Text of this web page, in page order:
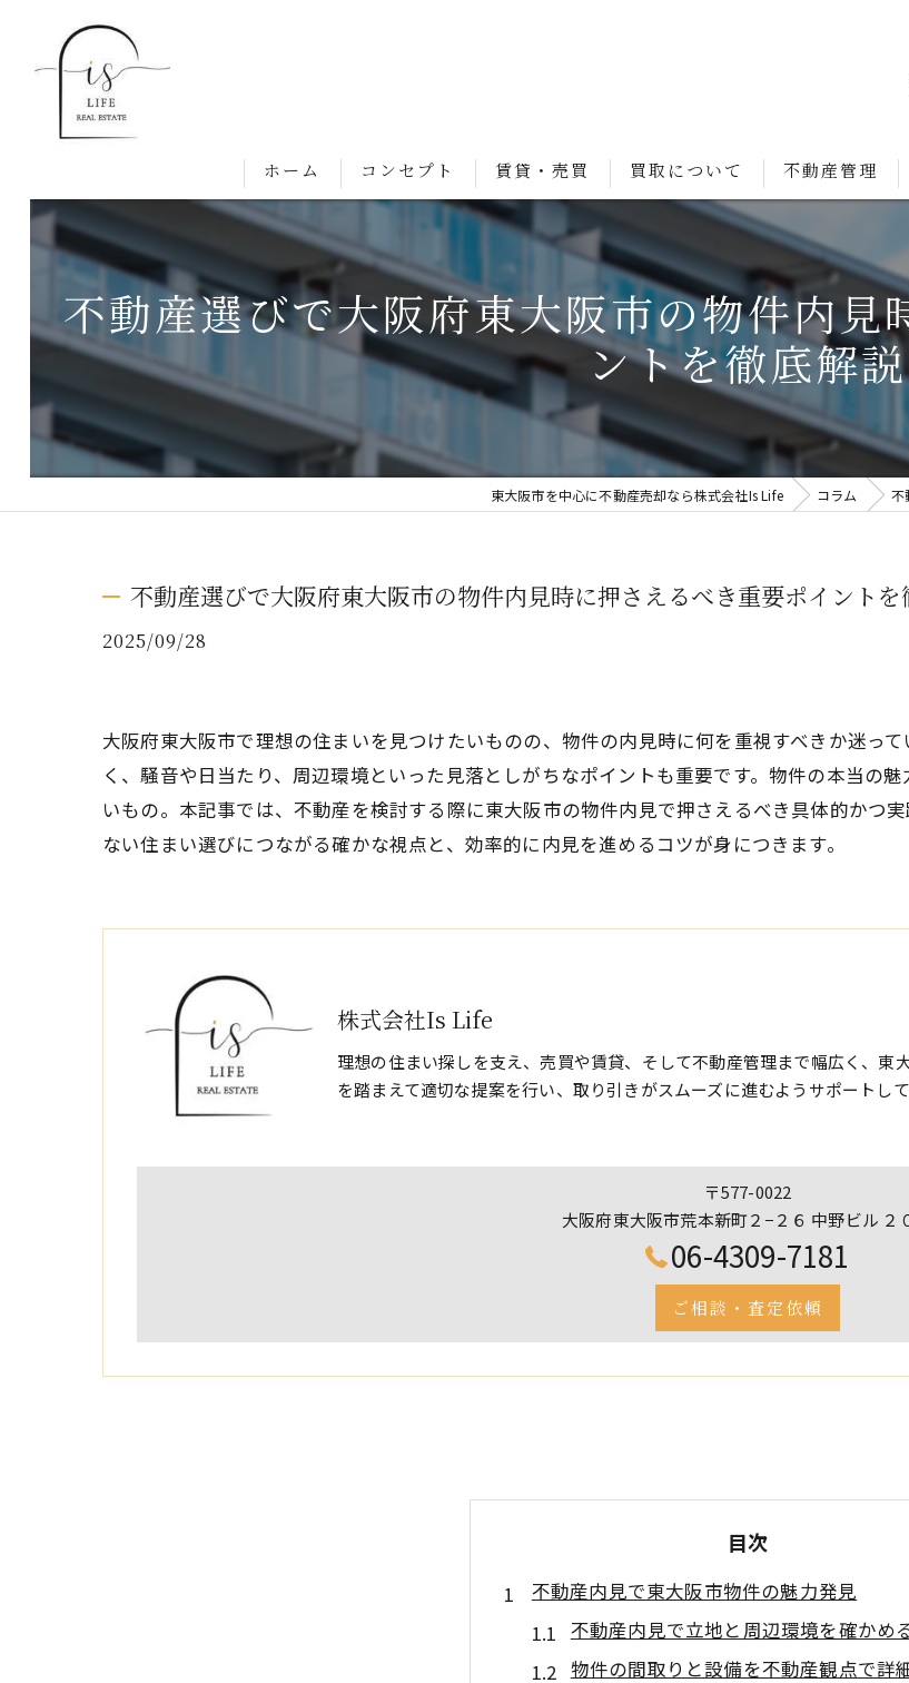
ホーム コンセプト 賃貸・売買 買取について 不動産管理
不動産選びで大阪府東大阪市の物件内
ントを徹底解説
東大阪市を中心に不動産売却なら株式会社Is Life コラム 不
不動産選びで大阪府東大阪市の物件内見時に押さえるべき重要ポイントを
2025/09/28
大阪府東大阪市で理想の住まいを見つけたいものの、物件の内見時に何を重視すべきか迷っ
く、騒音や日当たり、周辺環境といった見落としがちなポイントも重要です。物件の本当の
いもの。本記事では、不動産を検討する際に東大阪市の物件内見で押さえるべき具体的かつ
ない住まい選びにつながる確かな視点と、効率的に内見を進めるコツが身につきます。
株式会社Is Life
理想の住まい探しを支え、売買や賃貸、そして不動産管理まで幅広く、
を踏まえて適切な提案を行い、取り引きがスムーズに進むようサポートして
〒577-0022
大阪府東大阪市荒本新町２−２６ 中野ビル ２
06-4309-7181
ご相談・査定依頼
目次
不動産内見で東大阪市物件の魅力発見
不動産内見で立地と周辺環境を確かめ
物件の間取りと設備を不動産観点で詳